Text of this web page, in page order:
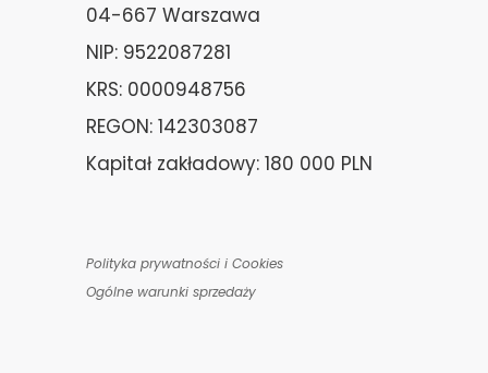
04-667 Warszawa
NIP: 9522087281
KRS: 0000948756
REGON: 142303087
Kapitał zakładowy: 180 000 PLN
Polityka prywatności i Cookies
Ogólne warunki sprzedaży